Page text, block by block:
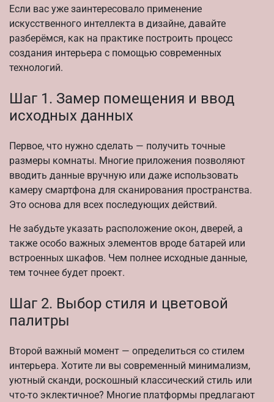
Если вас уже заинтересовало применение
искусственного интеллекта в дизайне, давайте
разберёмся, как на практике построить процесс
создания интерьера с помощью современных
технологий.
Шаг 1. Замер помещения и ввод
исходных данных
Первое, что нужно сделать — получить точные
размеры комнаты. Многие приложения позволяют
вводить данные вручную или даже использовать
камеру смартфона для сканирования пространства.
Это основа для всех последующих действий.
Не забудьте указать расположение окон, дверей, а
также особо важных элементов вроде батарей или
встроенных шкафов. Чем полнее исходные данные,
тем точнее будет проект.
Шаг 2. Выбор стиля и цветовой
палитры
Второй важный момент — определиться со стилем
интерьера. Хотите ли вы современный минимализм,
уютный сканди, роскошный классический стиль или
что-то эклектичное? Многие платформы предлагают